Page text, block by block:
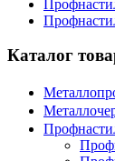
Каталог